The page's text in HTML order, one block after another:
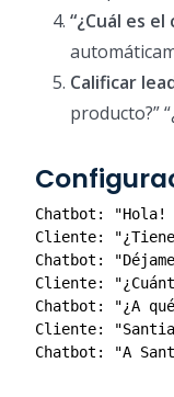
“¿Cuál es
Calificar
producto?”
Chatbot: "Hola!
Cliente:
Chatbot:
Cliente:
Chatbot: "¿A
Cliente: